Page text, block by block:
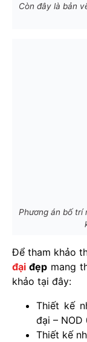
Còn đây là bản
Phương án bố trí
Để tham khảo
đại đẹpmang
khảo tại đây:
Thiết kế
đại – NOD
Thiết kế